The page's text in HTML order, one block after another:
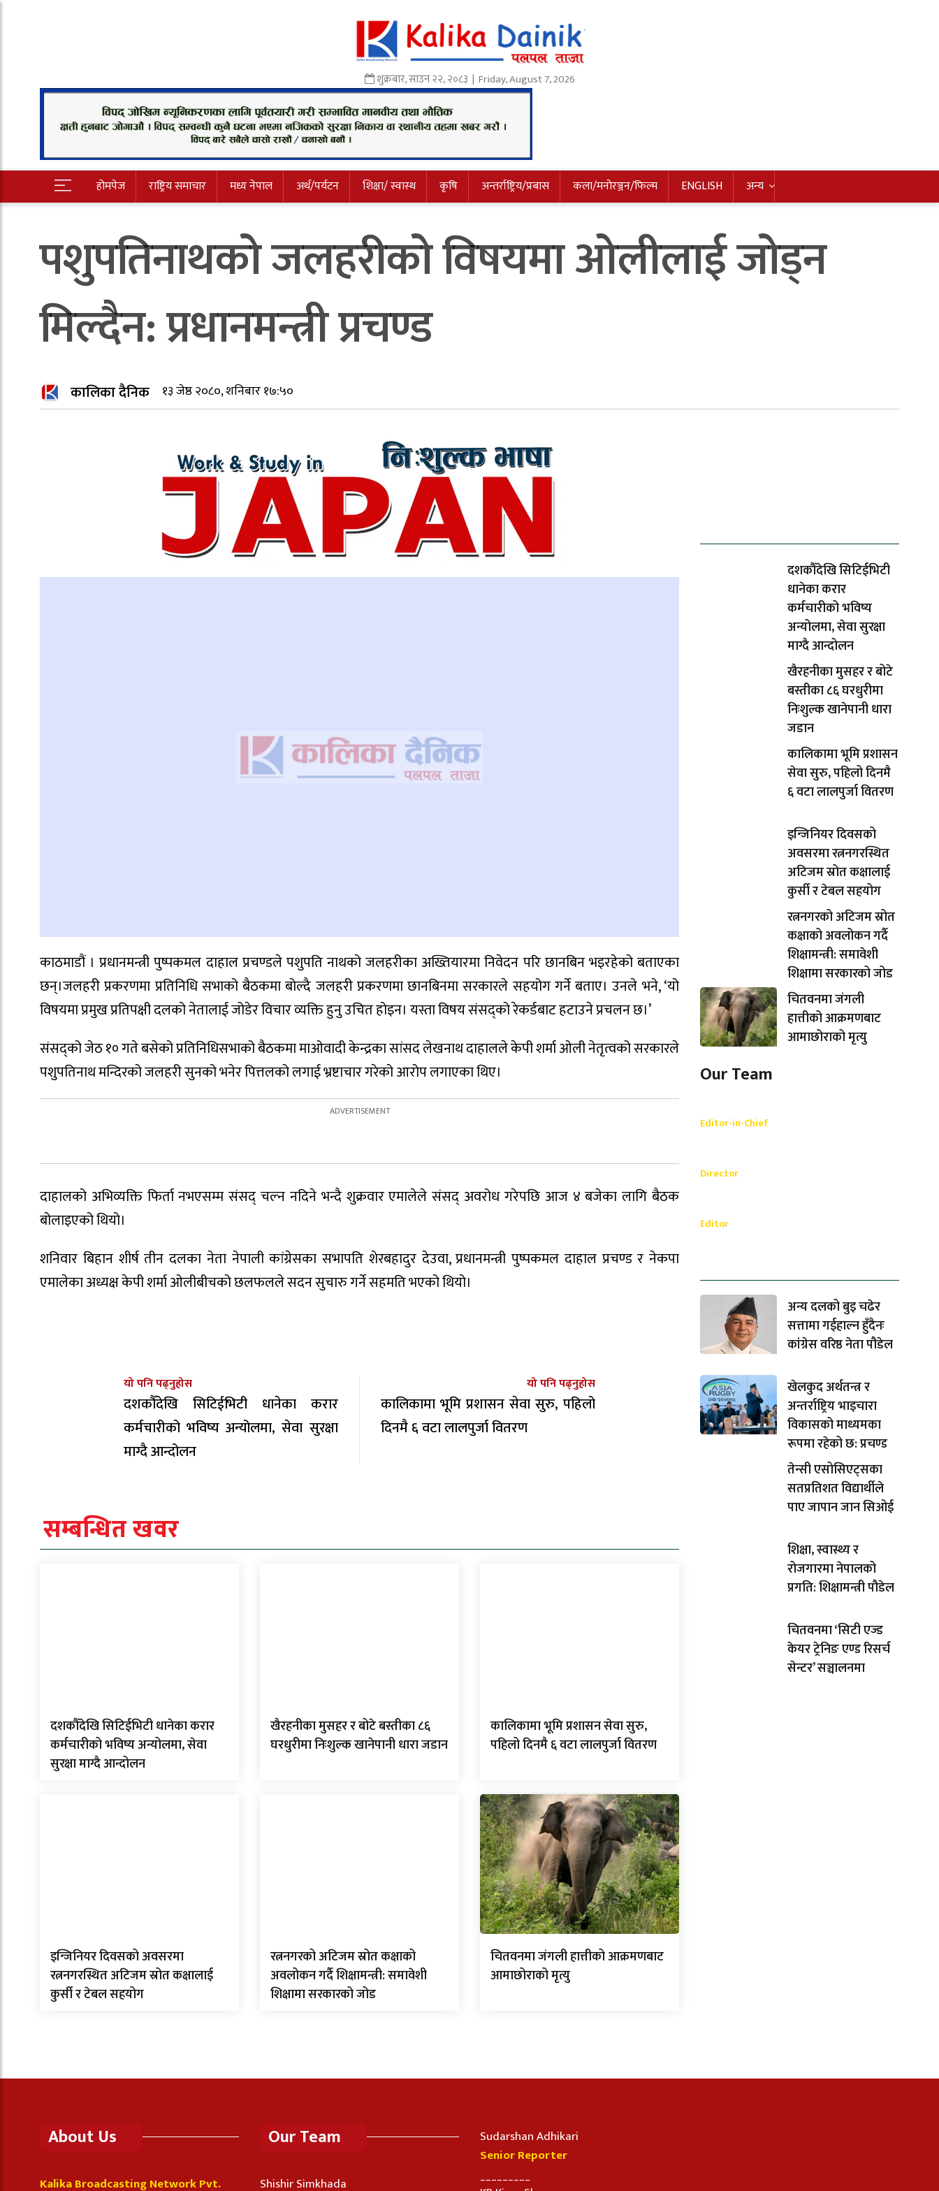
शुक्रबार,साउन२२,२०८३ | Friday, August 7, 2026
होमपेज राष्ट्रिय समाचार मध्य नेपाल अर्थ/पर्यटन शिक्षा/ स्वास्थ कृषि अन्तर्राष्ट्रिय/प्रबास कला/मनोरञ्जन/फिल्म ENGLISH अन्य
पशुपतिनाथको जलहरीको विषयमा ओलीलाई जोड्न
मिल्दैन: प्रधानमन्त्री प्रचण्ड
कालिका दैनिक १३ जेष्ठ २०८०, शनिबार १७:५०
काठमाडौं । प्रधानमन्त्री पुष्पकमल दाहाल प्रचण्डले पशुपति नाथको जलहरीका अख्तियारमा निवेदन परि छानबिन भइरहेको बताएका
छन्।जलहरी प्रकरणमा प्रतिनिधि सभाको बैठकमा बोल्दै जलहरी प्रकरणमा छानबिनमा सरकारले सहयोग गर्ने बताए। उनले भने, ‘यो
विषयमा प्रमुख प्रतिपक्षी दलको नेतालाई जोडेर विचार व्यक्ति हुनु उचित होइन। यस्ता विषय संसद्को रेकर्डबाट हटाउने प्रचलन छ।’
संसद्को जेठ १० गते बसेको प्रतिनिधिसभाको बैठकमा माओवादी केन्द्रका सांसद लेखनाथ दाहालले केपी शर्मा ओली नेतृत्वको सरकारले
पशुपतिनाथ मन्दिरको जलहरी सुनको भनेर पित्तलको लगाई भ्रष्टाचार गरेको आरोप लगाएका थिए।
दाहालको अभिव्यक्ति फिर्ता नभएसम्म संसद् चल्न नदिने भन्दै शुक्रवार एमालेले संसद् अवरोध गरेपछि आज ४ बजेका लागि बैठक
बोलाइएको थियो।
शनिवार बिहान शीर्ष तीन दलका नेता नेपाली कांग्रेसका सभापति शेरबहादुर देउवा, प्रधानमन्त्री पुष्पकमल दाहाल प्रचण्ड र नेकपा
एमालेका अध्यक्ष केपी शर्मा ओलीबीचको छलफलले सदन सुचारु गर्ने सहमति भएको थियो।
यो पनि पढ्नुहोस
दशकौँदेखि सिटिईभिटी धानेका करार
कर्मचारीको भविष्य अन्योलमा, सेवा सुरक्षा
माग्दै आन्दोलन
यो पनि पढ्नुहोस
कालिकामा भूमि प्रशासन सेवा सुरु, पहिलो
दिनमै ६ वटा लालपुर्जा वितरण
सम्बन्धित खवर
दशकौँदेखि सिटिईभिटी धानेका करार
कर्मचारीको भविष्य अन्योलमा, सेवा
सुरक्षा माग्दै आन्दोलन
खैरहनीका मुसहर र बोटे बस्तीका ८६
घरधुरीमा निःशुल्क खानेपानी धारा जडान
कालिकामा भूमि प्रशासन सेवा सुरु,
पहिलो दिनमै ६ वटा लालपुर्जा वितरण
इन्जिनियर दिवसको अवसरमा
रत्ननगरस्थित अटिजम स्रोत कक्षालाई
कुर्सी र टेबल सहयोग
रत्ननगरको अटिजम स्रोत कक्षाको
अवलोकन गर्दै शिक्षामन्त्री: समावेशी
शिक्षामा सरकारको जोड
चितवनमा जंगली हात्तीको आक्रमणबाट
आमाछोराको मृत्यु
दशकौँदेखि सिटिईभिटी
धानेका करार
कर्मचारीको भविष्य
अन्योलमा, सेवा सुरक्षा
माग्दै आन्दोलन
खैरहनीका मुसहर र बोटे
बस्तीका ८६ घरधुरीमा
निःशुल्क खानेपानी धारा
जडान
कालिकामा भूमि प्रशासन
सेवा सुरु, पहिलो दिनमै
६ वटा लालपुर्जा वितरण
इन्जिनियर दिवसको
अवसरमा रत्ननगरस्थित
अटिजम स्रोत कक्षालाई
कुर्सी र टेबल सहयोग
रत्ननगरको अटिजम स्रोत
कक्षाको अवलोकन गर्दै
शिक्षामन्त्री: समावेशी
शिक्षामा सरकारको जोड
चितवनमा जंगली
हात्तीको आक्रमणबाट
आमाछोराको मृत्यु
Our Team
Editor-in-Chief
Director
Editor
अन्य दलको बुइ चढेर
सत्तामा गईहाल्न हुँदैनः
कांग्रेस वरिष्ठ नेता पौडेल
खेलकुद अर्थतन्त्र र
अन्तर्राष्ट्रिय भाइचारा
विकासको माध्यमका
रूपमा रहेको छ: प्रचण्ड
तेन्सी एसोसिएट्सका
सतप्रतिशत विद्यार्थीले
पाए जापान जान सिओई
शिक्षा, स्वास्थ्य र
रोजगारमा नेपालको
प्रगति: शिक्षामन्त्री पौडेल
चितवनमा ‘सिटी एज्ड
केयर ट्रेनिङ एण्ड रिसर्च
सेन्टर’ सञ्चालनमा
About Us
Kalika Broadcasting Network Pvt.
Our Team
Shishir Simkhada
Sudarshan Adhikari
Senior Reporter